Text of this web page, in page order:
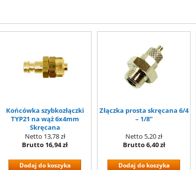
Końcówka szybkozłączki
TYP21 na wąż 6x4mm
Skręcana
Netto 13,78 zł
Brutto 16,94 zł
Dodaj do koszyka
Złączka prosta skręcana 6/4
– 1/8”
Netto 5,20 zł
Brutto6,40 zł
Dodaj do koszyka